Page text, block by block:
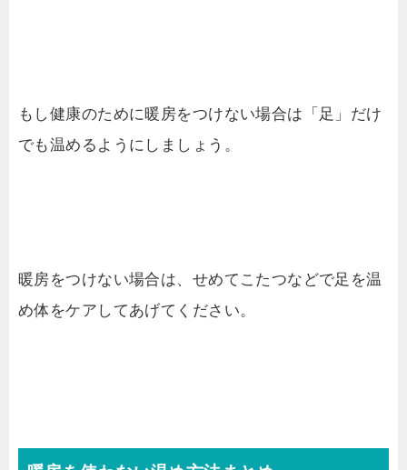
もし健康のために暖房をつけない場合は「足」だけ
でも温めるようにしましょう。
暖房をつけない場合は、せめてこたつなどで足を温
め体をケアしてあげてください。